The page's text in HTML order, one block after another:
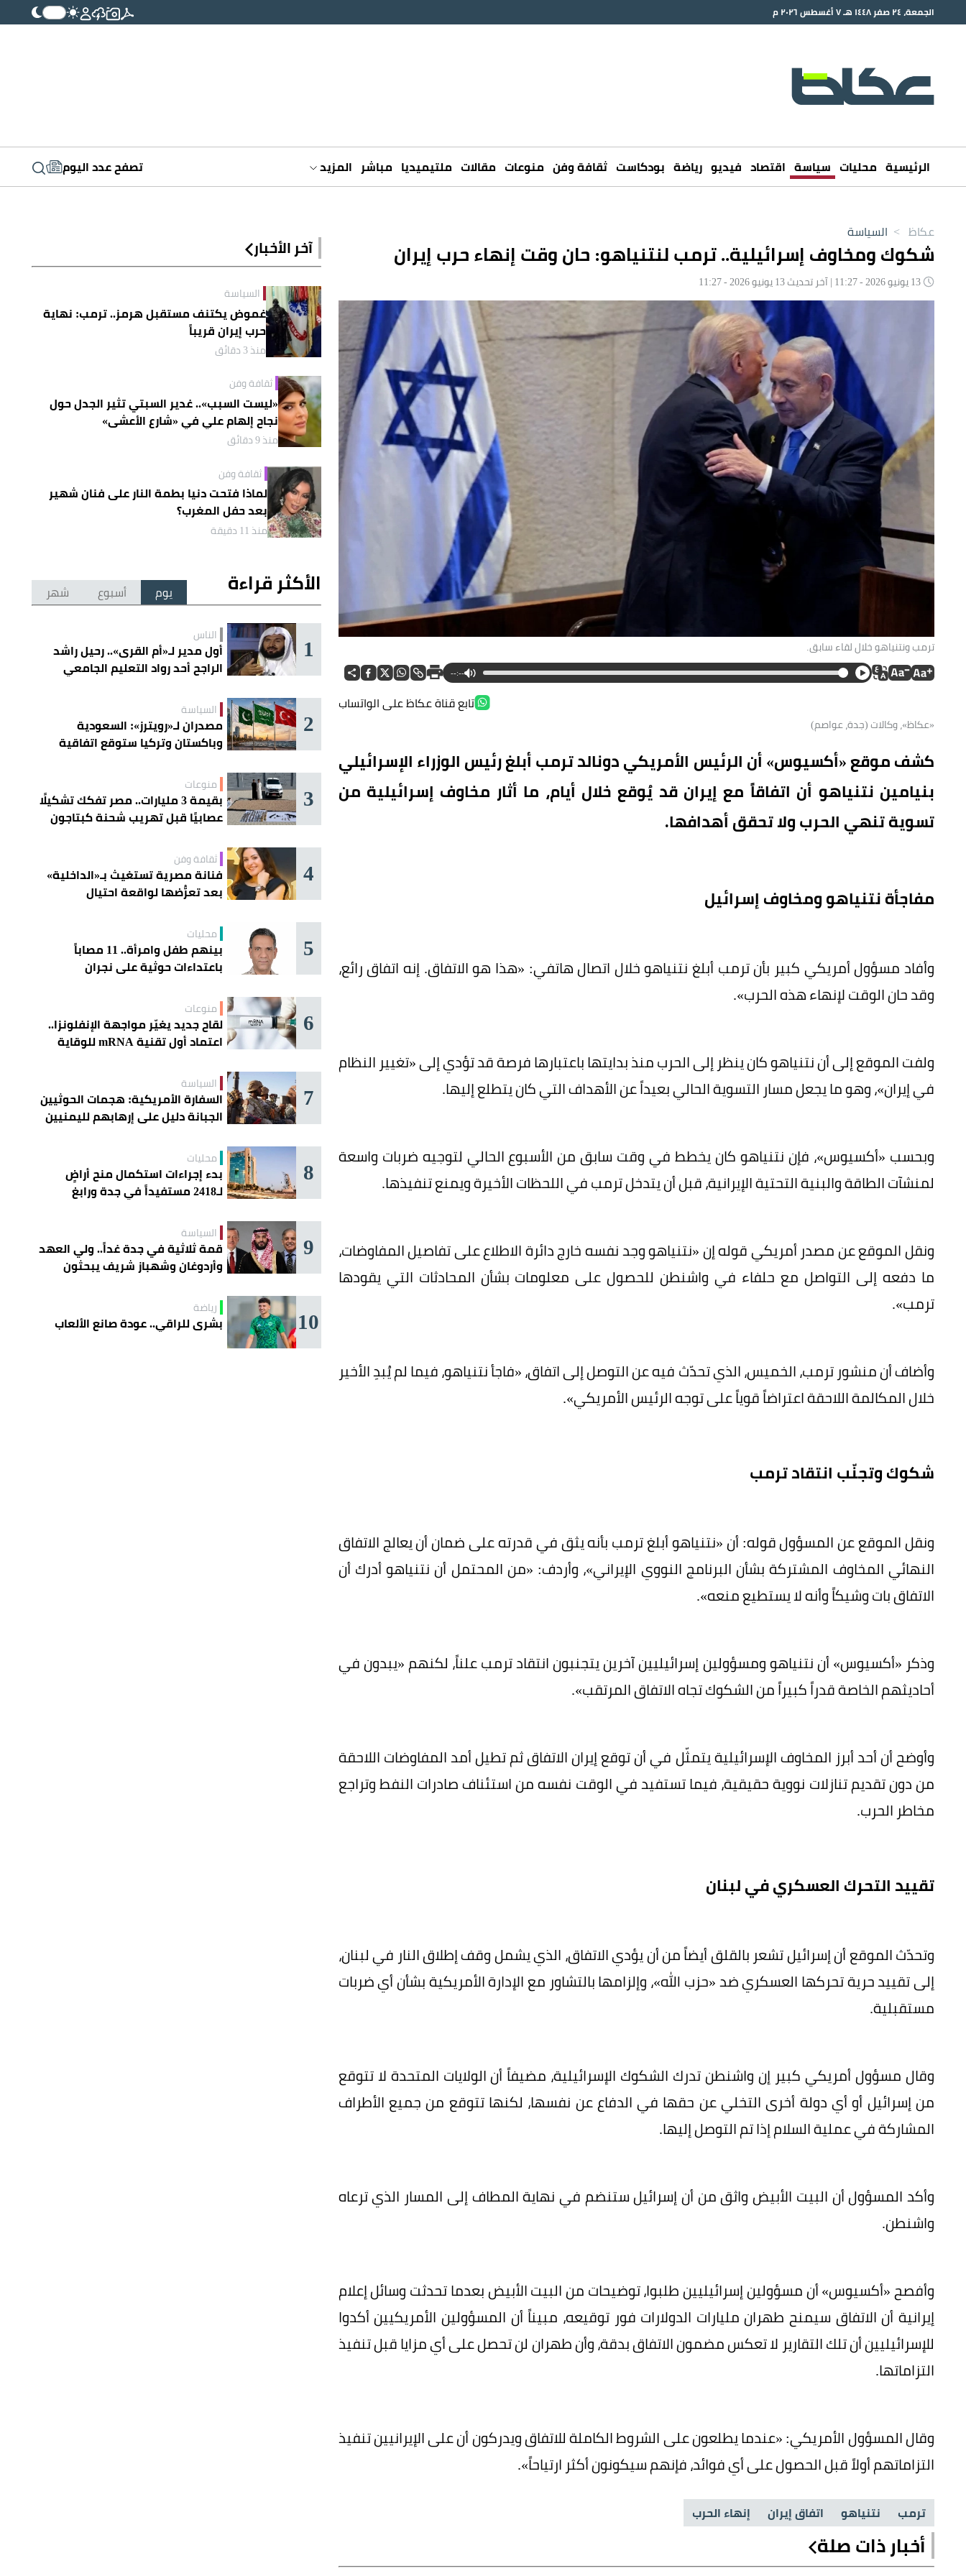
الجمعة، ٢٤ صفر ١٤٤٨ هـ ٧ أغسطس ٢٠٢٦ م
الرئيسية محليات سياسة اقتصاد فيديو رياضة بودكاست ثقافة وفن منوعات مقالات ملتيميديا مباشر المزيد تصفح عدد اليوم
عكاظ > السياسة
شكوك ومخاوف إسرائيلية.. ترمب لنتنياهو: حان وقت إنهاء حرب إيران
ترمب ونتنياهو خلال لقاء سابق.
--:--
تابع قناة عكاظ على الواتساب
«عكاظ»، وكالات (جدة، عواصم)
كشف موقع «أكسيوس» أن الرئيس الأمريكي دونالد ترمب أبلغ رئيس الوزراء الإسرائيلي
بنيامين نتنياهو أن اتفاقاً مع إيران قد يُوقع خلال أيام، ما أثار مخاوف إسرائيلية من
تسوية تنهي الحرب ولا تحقق أهدافها.
مفاجأة نتنياهو ومخاوف إسرائيل
وأفاد مسؤول أمريكي كبير بأن ترمب أبلغ نتنياهو خلال اتصال هاتفي: «هذا هو الاتفاق. إنه اتفاق رائع،
وقد حان الوقت لإنهاء هذه الحرب».
ولفت الموقع إلى أن نتنياهو كان ينظر إلى الحرب منذ بدايتها باعتبارها فرصة قد تؤدي إلى «تغيير النظام
في إيران»، وهو ما يجعل مسار التسوية الحالي بعيداً عن الأهداف التي كان يتطلع إليها.
وبحسب «أكسيوس»، فإن نتنياهو كان يخطط في وقت سابق من الأسبوع الحالي لتوجيه ضربات واسعة
لمنشآت الطاقة والبنية التحتية الإيرانية، قبل أن يتدخل ترمب في اللحظات الأخيرة ويمنع تنفيذها.
ونقل الموقع عن مصدر أمريكي قوله إن «نتنياهو وجد نفسه خارج دائرة الاطلاع على تفاصيل المفاوضات،
ما دفعه إلى التواصل مع حلفاء في واشنطن للحصول على معلومات بشأن المحادثات التي يقودها
ترمب».
وأضاف أن منشور ترمب، الخميس، الذي تحدّث فيه عن التوصل إلى اتفاق، «فاجأ نتنياهو، فيما لم يُبدِ الأخير
خلال المكالمة اللاحقة اعتراضاً قوياً على توجه الرئيس الأمريكي».
شكوك وتجنّب انتقاد ترمب
ونقل الموقع عن المسؤول قوله: أن «نتنياهو أبلغ ترمب بأنه يثق في قدرته على ضمان أن يعالج الاتفاق
النهائي المخاوف المشتركة بشأن البرنامج النووي الإيراني»، وأردف: «من المحتمل أن نتنياهو أدرك أن
الاتفاق بات وشيكاً وأنه لا يستطيع منعه».
وذكر «أكسيوس» أن نتنياهو ومسؤولين إسرائيليين آخرين يتجنبون انتقاد ترمب علناً، لكنهم «يبدون في
أحاديثهم الخاصة قدراً كبيراً من الشكوك تجاه الاتفاق المرتقب».
وأوضح أن أحد أبرز المخاوف الإسرائيلية يتمثّل في أن توقع إيران الاتفاق ثم تطيل أمد المفاوضات اللاحقة
من دون تقديم تنازلات نووية حقيقية، فيما تستفيد في الوقت نفسه من استئناف صادرات النفط وتراجع
مخاطر الحرب.
تقييد التحرك العسكري في لبنان
وتحدّث الموقع أن إسرائيل تشعر بالقلق أيضاً من أن يؤدي الاتفاق، الذي يشمل وقف إطلاق النار في لبنان،
إلى تقييد حرية تحركها العسكري ضد «حزب الله»، وإلزامها بالتشاور مع الإدارة الأمريكية بشأن أي ضربات
مستقبلية.
وقال مسؤول أمريكي كبير إن واشنطن تدرك الشكوك الإسرائيلية، مضيفاً أن الولايات المتحدة لا تتوقع
من إسرائيل أو أي دولة أخرى التخلي عن حقها في الدفاع عن نفسها، لكنها تتوقع من جميع الأطراف
المشاركة في عملية السلام إذا تم التوصل إليها.
وأكد المسؤول أن البيت الأبيض واثق من أن إسرائيل ستنضم في نهاية المطاف إلى المسار الذي ترعاه
واشنطن.
وأفصح «أكسيوس» أن مسؤولين إسرائيليين طلبوا، توضيحات من البيت الأبيض بعدما تحدثت وسائل إعلام
إيرانية أن الاتفاق سيمنح طهران مليارات الدولارات فور توقيعه، مبيناً أن المسؤولين الأمريكيين أكدوا
للإسرائيليين أن تلك التقارير لا تعكس مضمون الاتفاق بدقة، وأن طهران لن تحصل على أي مزايا قبل تنفيذ
التزاماتها.
وقال المسؤول الأمريكي: «عندما يطلعون على الشروط الكاملة للاتفاق ويدركون أن على الإيرانيين تنفيذ
التزاماتهم أولاً قبل الحصول على أي فوائد، فإنهم سيكونون أكثر ارتياحاً».
ترمب نتنياهو اتفاق إيران إنهاء الحرب
أخبار ذات صلة
آخر الأخبار
السياسة
غموض يكتنف مستقبل هرمز.. ترمب: نهاية
حرب إيران قريباً
منذ 3 دقائق
ثقافة وفن
«ليست السبب».. غدير السبتي تثير الجدل حول
نجاح إلهام علي في «شارع الأعشى»
منذ 9 دقائق
ثقافة وفن
لماذا فتحت دنيا بطمة النار على فنان شهير
بعد حفل المغرب؟
منذ 11 دقيقة
الأكثر قراءة يوم أسبوع شهر
1 الناس
أول مدير لـ«أم القرى».. رحيل راشد
الراجح أحد رواد التعليم الجامعي
2 السياسة
مصدران لـ«رويترز»: السعودية
وباكستان وتركيا ستوقع اتفاقية
3 منوعات
بقيمة 3 مليارات.. مصر تفكك تشكيلًا
عصابيًا قبل تهريب شحنة كبتاجون
4 ثقافة وفن
فنانة مصرية تستغيث بـ«الداخلية»
بعد تعرُّضها لواقعة احتيال
5 محليات
بينهم طفل وامرأة.. 11 مصاباً
باعتداءات حوثية على نجران
6 منوعات
لقاح جديد يغيّر مواجهة الإنفلونزا..
اعتماد أول تقنية mRNA للوقاية
7 السياسة
السفارة الأمريكية: هجمات الحوثيين
الجبانة دليل على إرهابهم لليمنيين
8 محليات
بدء إجراءات استكمال منح أراضٍ
لـ2418 مستفيداً في جدة ورابغ
9 السياسة
قمة ثلاثية في جدة غداً.. ولي العهد
وأردوغان وشهباز شريف يبحثون
10 رياضة
بشرى للراقي.. عودة صانع الألعاب